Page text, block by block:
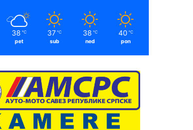
38 ℃
pet
37 ℃
sub
38 ℃
ned
40 ℃
pon